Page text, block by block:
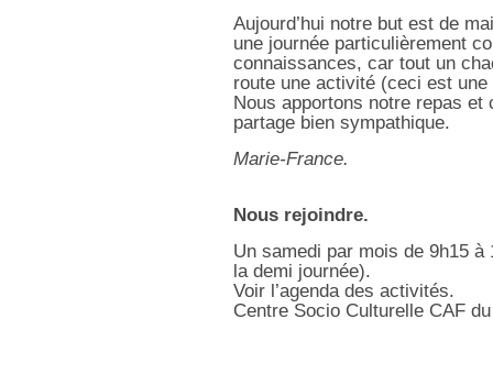
Aujourd’hui notre but est de
une journée particulièrement
connaissances, car tout un
route une activité (ceci est
Nous apportons notre repas et
partage bien sympathique.
Marie-France.
Nous rejoindre.
Un samedi par mois de 9h15 à
la demi journée).
Voir l’agenda des activités.
Centre Socio Culturelle CAF